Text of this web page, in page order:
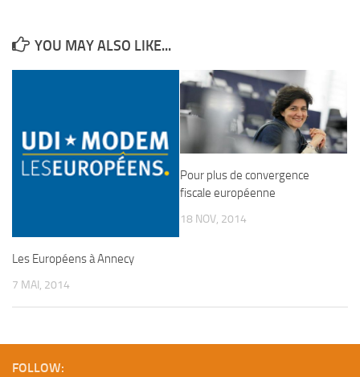
YOU MAY ALSO LIKE...
Les Européens à Annecy
7 MAI, 2014
Pour plus de convergence
fiscale européenne
18 NOV, 2014
FOLLOW: